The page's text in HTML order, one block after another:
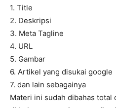
1. Title
2. Deskripsi
3. Meta Tagline
4. URL
5. Gambar
6. Artikel yang disukai google
7. dan lain sebagainya
Materi ini sudah dibahas total